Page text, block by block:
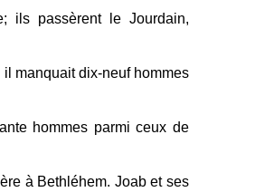
ils passèrent le Jourdain,
manquait dix-neuf hommes
hommes parmi ceux de
à Bethléhem. Joab et ses